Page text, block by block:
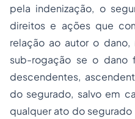
pela indenização, o
direitos e ações que
relação ao autor o dano,
sub-rogação se o dano
descendentes,
do segurado, salvo em
qualquer ato do